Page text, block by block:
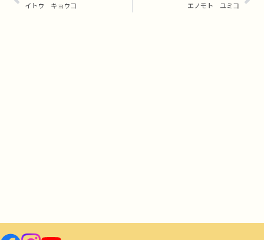
イトウ キョウコ エノモト ユミコ